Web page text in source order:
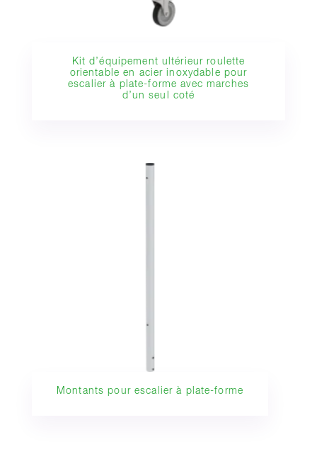
Kit d’équipement ultérieur roulette
orientable en acier inoxydable pour
escalier à plate-forme avec marches
d’un seul coté
Montants pour escalier à plate-forme